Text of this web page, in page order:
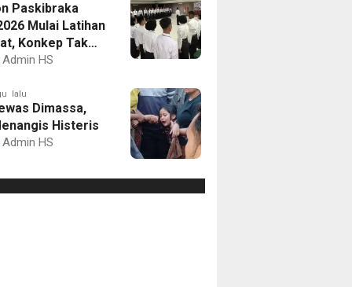
Paskibraka
Mulai Latihan
Konkep Tak
Admin HS
lalu
Dimassa,
Histeris
Admin HS